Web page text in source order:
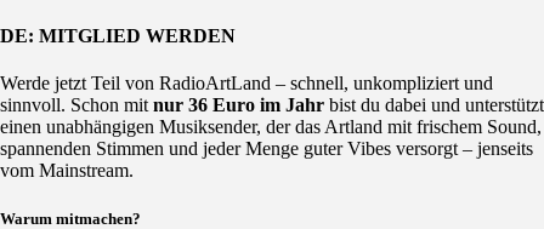
DE: MITGLIED WERDEN
Werde jetzt Teil von RadioArtLand – schnell, unkompliziert und
sinnvoll. Schon mit nur 36 Euro im Jahr bist du dabei und unterstützt
einen unabhängigen Musiksender, der das Artland mit frischem Sound,
spannenden Stimmen und jeder Menge guter Vibes versorgt – jenseits
vom Mainstream.
Warum mitmachen?